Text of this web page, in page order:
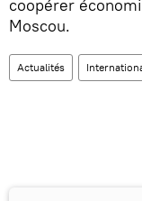
coopérer
Moscou.
Actualités